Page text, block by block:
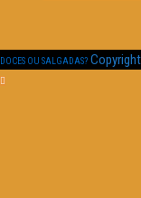
DOCES OU SALGADAS?